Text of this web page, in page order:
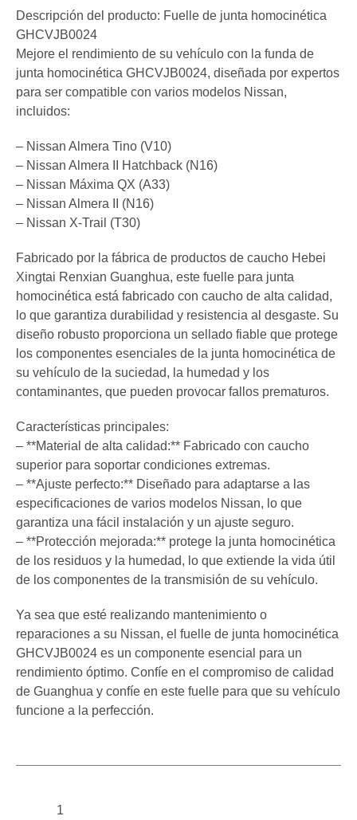
Descripción del producto: Fuelle de junta homocinética
GHCVJB0024
Mejore el rendimiento de su vehículo con la funda de
junta homocinética GHCVJB0024, diseñada por expertos
para ser compatible con varios modelos Nissan,
incluidos:
– Nissan Almera Tino (V10)
– Nissan Almera II Hatchback (N16)
– Nissan Máxima QX (A33)
– Nissan Almera II (N16)
– Nissan X-Trail (T30)
Fabricado por la fábrica de productos de caucho Hebei
Xingtai Renxian Guanghua, este fuelle para junta
homocinética está fabricado con caucho de alta calidad,
lo que garantiza durabilidad y resistencia al desgaste. Su
diseño robusto proporciona un sellado fiable que protege
los componentes esenciales de la junta homocinética de
su vehículo de la suciedad, la humedad y los
contaminantes, que pueden provocar fallos prematuros.
Características principales:
– **Material de alta calidad:** Fabricado con caucho
superior para soportar condiciones extremas.
– **Ajuste perfecto:** Diseñado para adaptarse a las
especificaciones de varios modelos Nissan, lo que
garantiza una fácil instalación y un ajuste seguro.
– **Protección mejorada:** protege la junta homocinética
de los residuos y la humedad, lo que extiende la vida útil
de los componentes de la transmisión de su vehículo.
Ya sea que esté realizando mantenimiento o
reparaciones a su Nissan, el fuelle de junta homocinética
GHCVJB0024 es un componente esencial para un
rendimiento óptimo. Confíe en el compromiso de calidad
de Guanghua y confíe en este fuelle para que su vehículo
funcione a la perfección.